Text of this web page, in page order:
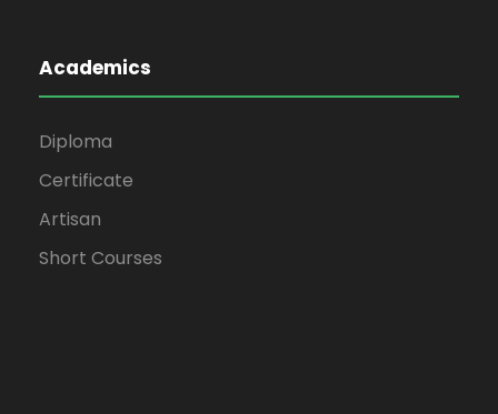
Academics
Diploma
Certificate
Artisan
Short Courses